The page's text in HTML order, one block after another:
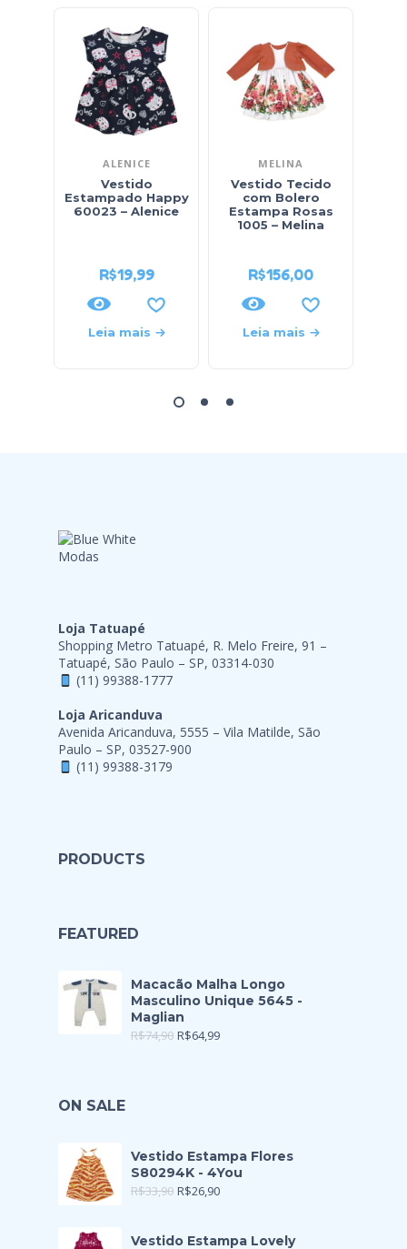
ALENICE
Vestido
Estampado Happy
60023 – Alenice
R$19,99
Leia mais
MELINA
Vestido Tecido
com Bolero
Estampa Rosas
1005 – Melina
R$156,00
Leia mais
Loja Tatuapé
Shopping Metro Tatuapé, R. Melo Freire, 91 –
Tatuapé, São Paulo – SP, 03314-030
(11) 99388-1777
Loja Aricanduva
Avenida Aricanduva, 5555 – Vila Matilde, São
Paulo – SP, 03527-900
(11) 99388-3179
PRODUCTS
FEATURED
Macacão Malha Longo
Masculino Unique 5645 -
Maglian
R$74,90 R$64,99
ON SALE
Vestido Estampa Flores
S80294K - 4You
R$33,90 R$26,90
Vestido Estampa Lovely